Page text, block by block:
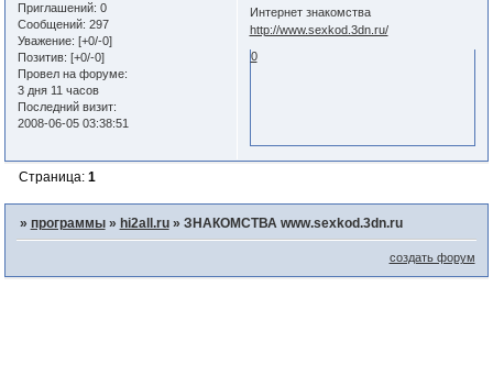
Приглашений: 0
Сообщений: 297
Уважение: [+0/-0]
Позитив: [+0/-0]
Провел на форуме:
3 дня 11 часов
Последний визит:
2008-06-05 03:38:51
Интернет знакомства
http://www.sexkod.3dn.ru/
0
Страница: 1
» программы » hi2all.ru » ЗНАКОМСТВА www.sexkod.3dn.ru
создать форум